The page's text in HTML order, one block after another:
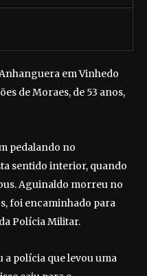
em Vinhedo
de Moraes, de 53 anos,
pedalando no
sentido interior, quando
Aguinaldo morreu no
foi encaminhado para
Polícia Militar.
a polícia que levou uma